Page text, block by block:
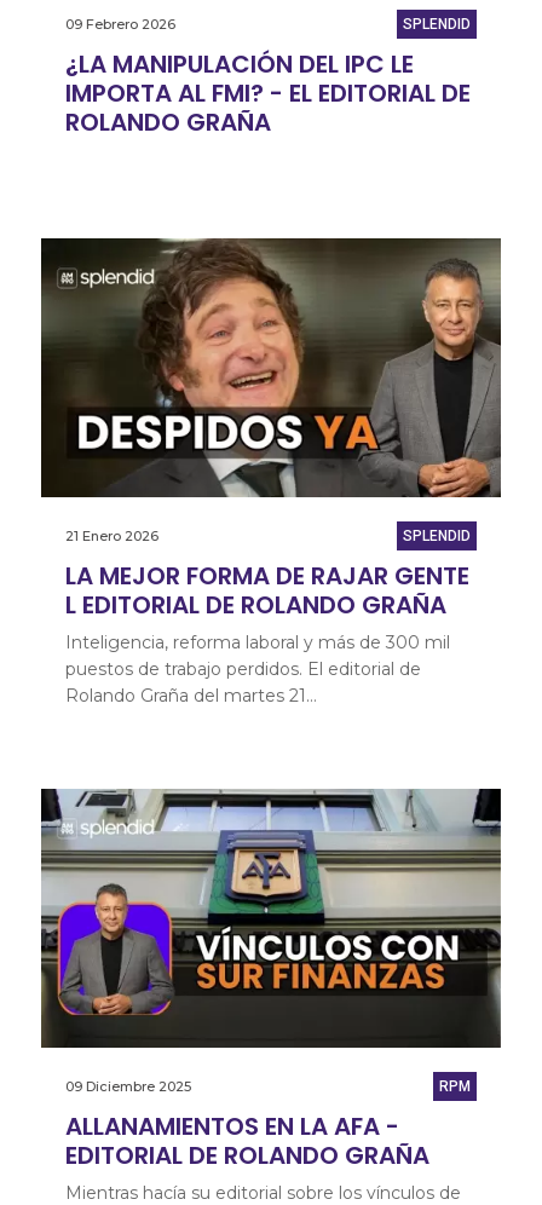
09 Febrero 2026 SPLENDID
¿LA MANIPULACIÓN DEL IPC LE
IMPORTA AL FMI? - EL EDITORIAL DE
ROLANDO GRAÑA
21 Enero 2026 SPLENDID
LA MEJOR FORMA DE RAJAR GENTE
L EDITORIAL DE ROLANDO GRAÑA
Inteligencia, reforma laboral y más de 300 mil
puestos de trabajo perdidos. El editorial de
Rolando Graña del martes 21…
09 Diciembre 2025 RPM
ALLANAMIENTOS EN LA AFA -
EDITORIAL DE ROLANDO GRAÑA
Mientras hacía su editorial sobre los vínculos de